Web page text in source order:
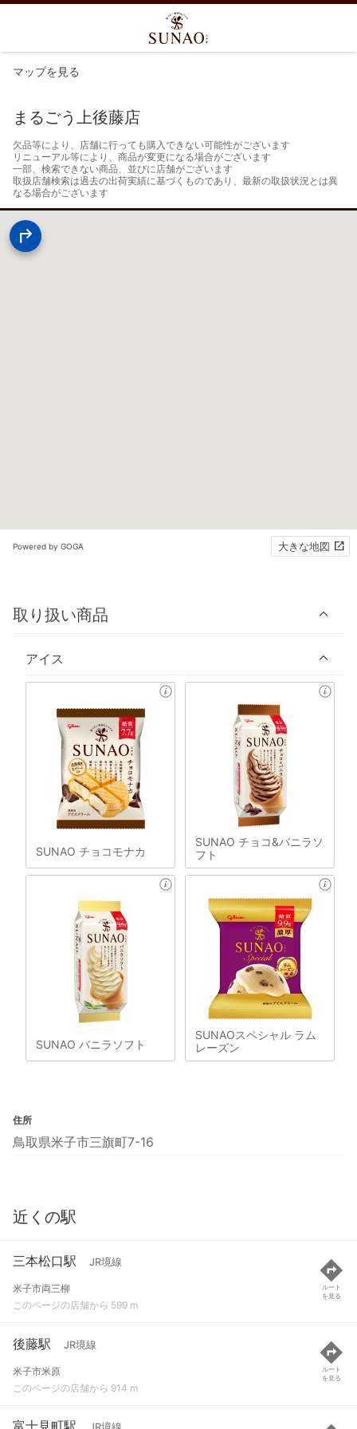
マップを見る
まるごう上後藤店
欠品等により、店舗に行っても購入できない可能性がございます
リニューアル等により、商品が変更になる場合がございます
一部、検索できない商品、並びに店舗がございます
取扱店舗検索は過去の出荷実績に基づくものであり、最新の取扱状況とは異
なる場合がございます
Powered by GOGA 大きな地図
取り扱い商品
アイス
SUNAO チョコモナカ
SUNAO チョコ&バニラソ
フト
SUNAO バニラソフト
SUNAOスペシャル ラム
レーズン
住所
鳥取県米子市三旗町7-16
近くの駅
三本松口駅 JR境線
米子市両三柳
このページの店舗から 599 m
ルート
を見る
後藤駅 JR境線
米子市米原
このページの店舗から 914 m
ルート
を見る
富士見町駅